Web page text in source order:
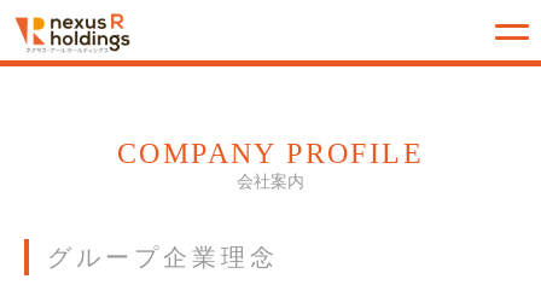
COMPANY PROFILE
会社案内
グループ企業理念